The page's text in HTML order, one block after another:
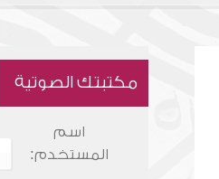
مكتبتك الصوتية
اسم
المستخدم: